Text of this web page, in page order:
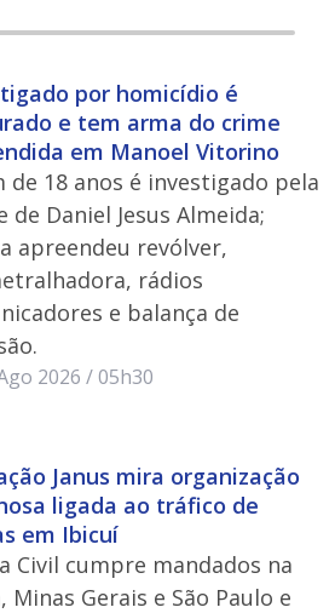
por homicídio é
e tem arma do crime
em Manoel Vitorino
de 18 anos é investigado pela
de Daniel Jesus Almeida;
apreendeu revólver,
rádios
e balança de
2026 / 05h30
Janus mira organização
ligada ao tráfico de
em Ibicuí
Civil cumpre mandados na
Minas Gerais e São Paulo e